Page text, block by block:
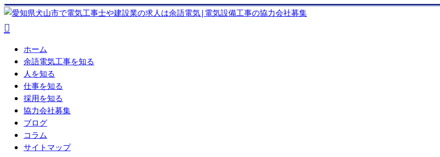
ホーム
余語電気工事を知る
人を知る
仕事を知る
採用を知る
協力会社募集
ブログ
コラム
サイトマップ